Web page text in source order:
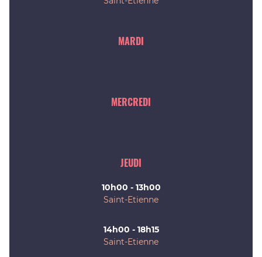
MARDI
MERCREDI
JEUDI
10h00 - 13h00
Saint-Etienne
14h00 - 18h15
Saint-Etienne